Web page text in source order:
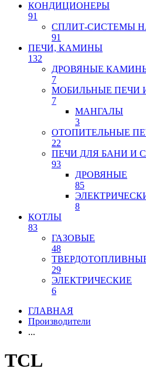
КОНДИЦИОНЕРЫ
91
СПЛИТ-СИСТЕМЫ
91
ПЕЧИ, КАМИНЫ
132
ДРОВЯНЫЕ
7
МОБИЛЬНЫЕ ПЕЧИ
7
МАНГАЛЫ
3
ОТОПИТЕЛЬНЫЕ
22
ПЕЧИ ДЛЯ БАНИ И
93
ДРОВЯНЫЕ
85
8
КОТЛЫ
83
ГАЗОВЫЕ
48
29
ЭЛЕКТРИЧЕСКИЕ
6
ГЛАВНАЯ
Производители
...
TCL